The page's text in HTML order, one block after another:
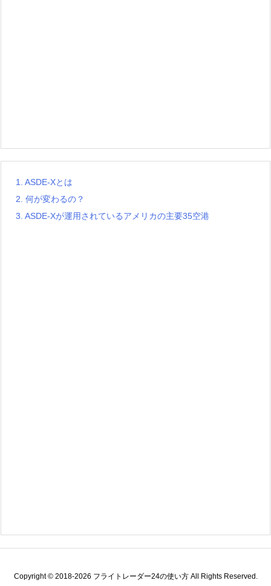
1.
ASDE-Xとは
2. 何が変わるの？
3. ASDE-Xが運用されているアメリカの主要35空港
Copyright © 2018-2026 フライトレーダー24の使い方All Rights Reserved.